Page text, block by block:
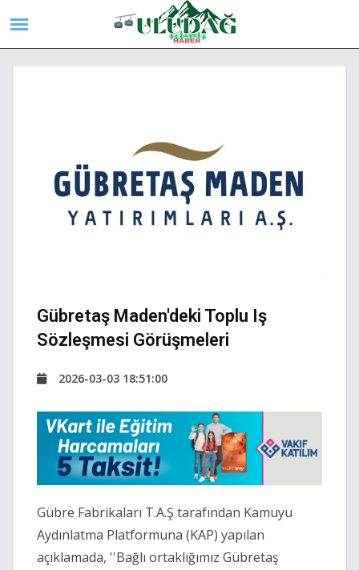
Gübretaş Maden'deki Toplu Iş
Sözleşmesi Görüşmeleri
2026-03-03 18:51:00
Gübre Fabrikaları T.A.Ş tarafından Kamuyu
Aydınlatma Platformuna (KAP) yapılan
açıklamada, ''Bağlı ortaklığımız Gübretaş